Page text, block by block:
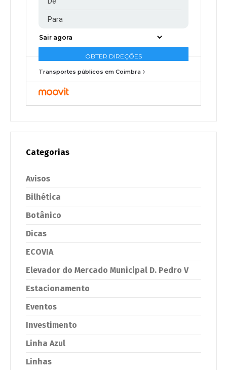
Transportes públicos em Coimbra
Categorias
Avisos
Bilhética
Botânico
Dicas
ECOVIA
Elevador do Mercado Municipal D. Pedro V
Estacionamento
Eventos
Investimento
Linha Azul
Linhas